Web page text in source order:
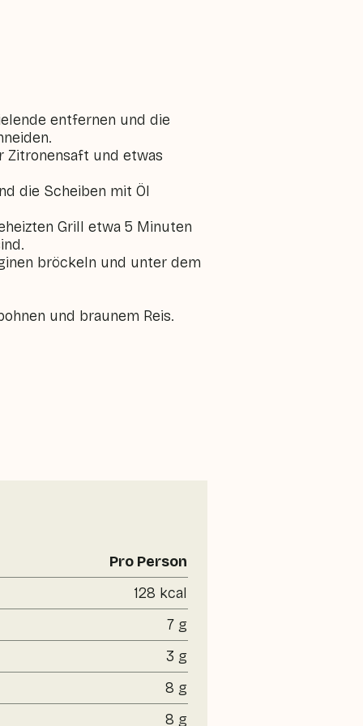
entfernen und die
Zitronensaft und etwas
die Scheiben mit Öl
Grill etwa 5 Minuten
bröckeln und unter dem
und braunem Reis.
Pro Person
128 kcal
7 g
3 g
8 g
8 g